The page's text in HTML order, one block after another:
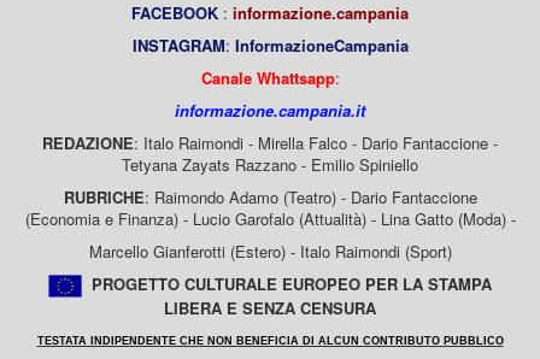
FACEBOOK : informazione.campania
INSTAGRAM: InformazioneCampania
Canale Whattsapp:
informazione.campania.it
REDAZIONE: Italo Raimondi - Mirella Falco - Dario Fantaccione -
Tetyana Zayats Razzano - Emilio Spiniello
RUBRICHE: Raimondo Adamo (Teatro) - Dario Fantaccione
(Economia e Finanza) - Lucio Garofalo (Attualità) - Lina Gatto (Moda) -
Marcello Gianferotti (Estero) - Italo Raimondi (Sport)
PROGETTO CULTURALE EUROPEO PER LA STAMPA
LIBERA E SENZA CENSURA
TESTATA INDIPENDENTE CHE NON BENEFICIA DI ALCUN CONTRIBUTO PUBBLICO